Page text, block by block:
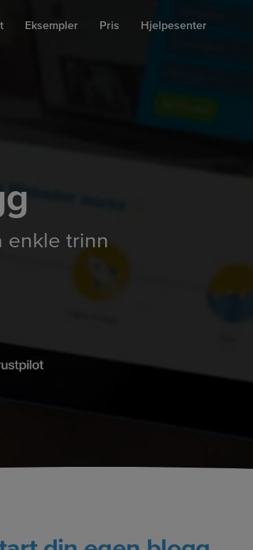
Eksempler Pris Hjelpesenter
enkle trinn